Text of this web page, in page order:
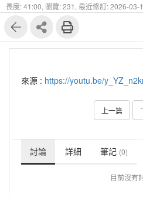
長度: 41:00, 瀏覽: 231, 最近修訂: 2026-03-
來源 : https://youtu.be/
上一篇
討論 詳細 筆記 (0)
目前沒有